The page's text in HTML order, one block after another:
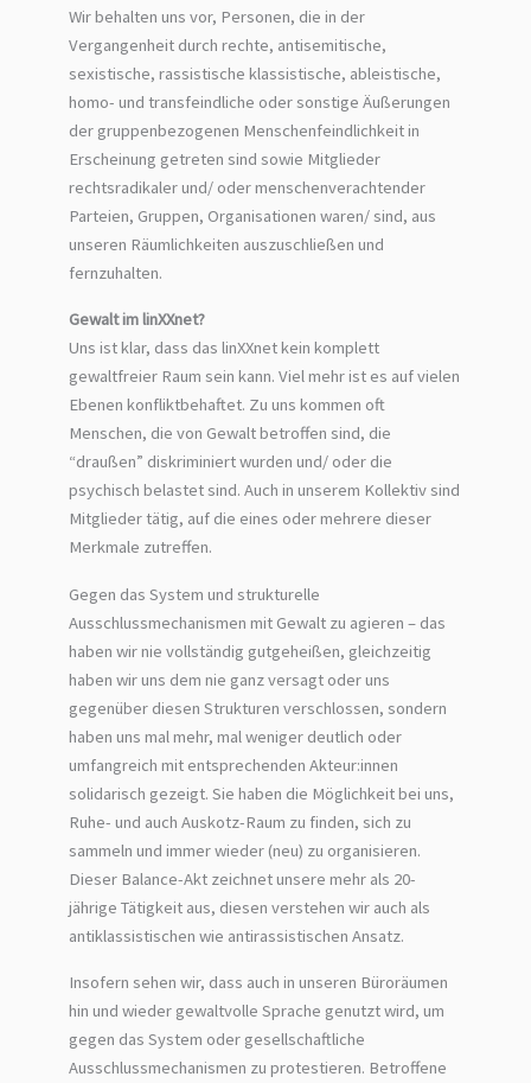
Wir behalten uns vor, Personen, die in der
Vergangenheit durch rechte, antisemitische,
sexistische, rassistische klassistische, ableistische,
homo- und transfeindliche oder sonstige Äußerungen
der gruppenbezogenen Menschenfeindlichkeit in
Erscheinung getreten sind sowie Mitglieder
rechtsradikaler und/ oder menschenverachtender
Parteien, Gruppen, Organisationen waren/ sind, aus
unseren Räumlichkeiten auszuschließen und
fernzuhalten.
Gewalt im linXXnet?
Uns ist klar, dass das linXXnet kein komplett
gewaltfreier Raum sein kann. Viel mehr ist es auf vielen
Ebenen konfliktbehaftet. Zu uns kommen oft
Menschen, die von Gewalt betroffen sind, die
“draußen” diskriminiert wurden und/ oder die
psychisch belastet sind. Auch in unserem Kollektiv sind
Mitglieder tätig, auf die eines oder mehrere dieser
Merkmale zutreffen.
Gegen das System und strukturelle
Ausschlussmechanismen mit Gewalt zu agieren – das
haben wir nie vollständig gutgeheißen, gleichzeitig
haben wir uns dem nie ganz versagt oder uns
gegenüber diesen Strukturen verschlossen, sondern
haben uns mal mehr, mal weniger deutlich oder
umfangreich mit entsprechenden Akteur:innen
solidarisch gezeigt. Sie haben die Möglichkeit bei uns,
Ruhe- und auch Auskotz-Raum zu finden, sich zu
sammeln und immer wieder (neu) zu organisieren.
Dieser Balance-Akt zeichnet unsere mehr als 20-
jährige Tätigkeit aus, diesen verstehen wir auch als
antiklassistischen wie antirassistischen Ansatz.
Insofern sehen wir, dass auch in unseren Büroräumen
hin und wieder gewaltvolle Sprache genutzt wird, um
gegen das System oder gesellschaftliche
Ausschlussmechanismen zu protestieren. Betroffene